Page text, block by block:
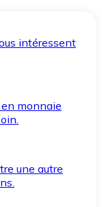
intéressent
monnaie
une autre